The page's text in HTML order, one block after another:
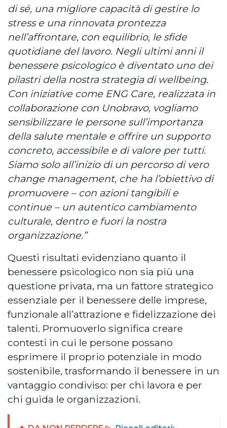
di sé, una migliore capacità di gestire lo
stress e una rinnovata prontezza
nell’affrontare, con equilibrio, le sfide
quotidiane del lavoro. Negli ultimi anni il
benessere psicologico è diventato uno dei
pilastri della nostra strategia di wellbeing.
Con iniziative come ENG Care, realizzata in
collaborazione con Unobravo, vogliamo
sensibilizzare le persone sull’importanza
della salute mentale e offrire un supporto
concreto, accessibile e di valore per tutti.
Siamo solo all’inizio di un percorso di vero
change management, che ha l’obiettivo di
promuovere – con azioni tangibili e
continue – un autentico cambiamento
culturale, dentro e fuori la nostra
organizzazione.”
Questi risultati evidenziano quanto il
benessere psicologico non sia più una
questione privata, ma un fattore strategico
essenziale per il benessere delle imprese,
funzionale all’attrazione e fidelizzazione dei
talenti. Promuoverlo significa creare
contesti in cui le persone possano
esprimere il proprio potenziale in modo
sostenibile, trasformando il benessere in un
vantaggio condiviso: per chi lavora e per
chi guida le organizzazioni.